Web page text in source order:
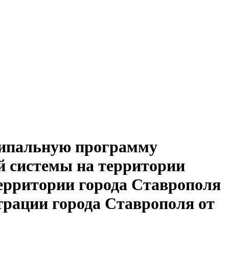
программу
системы на территории
города Ставрополя
города Ставрополя от